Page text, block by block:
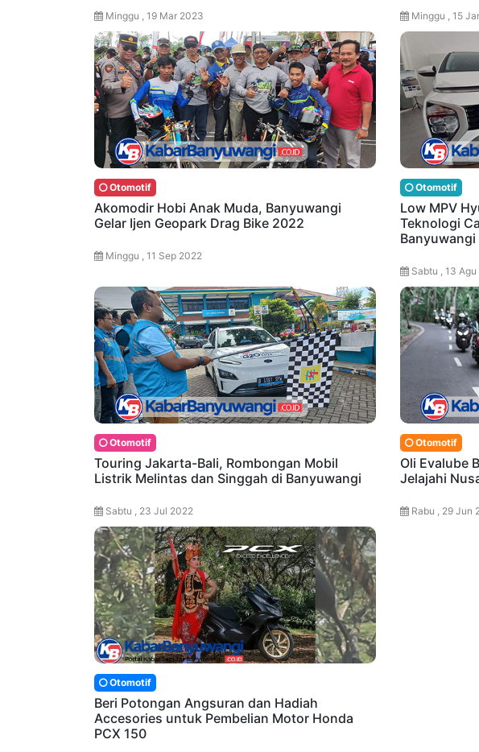
Minggu , 19 Mar 2023 Minggu , 15
Otomotif
Akomodir Hobi Anak Muda, Banyuwangi
Gelar Ijen Geopark Drag Bike 2022
Minggu , 11 Sep 2022
Otomotif
Low MPV
Teknologi
Banyuwangi
Sabtu , 13
Otomotif
Touring Jakarta-Bali, Rombongan Mobil
Listrik Melintas dan Singgah di Banyuwangi
Sabtu , 23 Jul 2022
Otomotif
Oli Evalube
Jelajahi
Rabu , 29 Jun
Otomotif
Beri Potongan Angsuran dan Hadiah
Accesories untuk Pembelian Motor Honda
PCX 150